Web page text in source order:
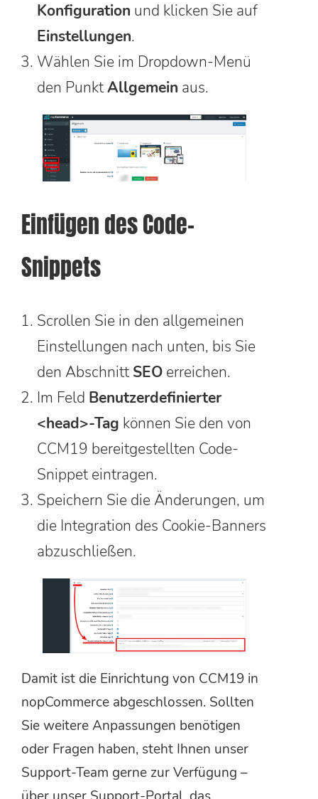
Konfiguration und klicken Sie auf
Einstellungen.
Wählen Sie im Dropdown-Menü
den PunktAllgemein aus.
Einfügen des Code-
Snippets
Scrollen Sie in den allgemeinen
Einstellungen nach unten, bis Sie
den Abschnitt SEO erreichen.
Im Feld Benutzerdefinierter
<head>-Tag können Sie den von
CCM19 bereitgestellten Code-
Snippet eintragen.
Speichern Sie die Änderungen, um
die Integration des Cookie-Banners
abzuschließen.
Damit ist die Einrichtung von CCM19 in
nopCommerce abgeschlossen. Sollten
Sie weitere Anpassungen benötigen
oder Fragen haben, steht Ihnen unser
Support-Team gerne zur Verfügung –